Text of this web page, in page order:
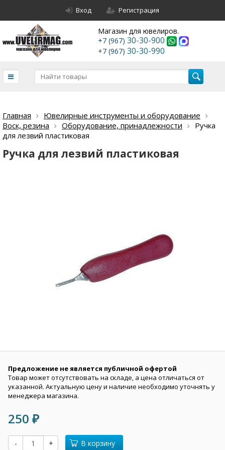
Вход Регистрация
Магазин для ювелиров.
+7 (967) 30-30-900
+7 (967) 30-30-990
Главная
Ювелирные инструменты и оборудование
Воск, резина
Оборудование, принадлежности
Ручка
для лезвий пластиковая
Ручка для лезвий пластиковая
Предложение не является публичной офертой
Товар может отсутствовать на складе, а цена отличаться от
указанной. Актуальную цену и наличие необходимо уточнять у
менеджера магазина.
250 ₽
- + В корзину